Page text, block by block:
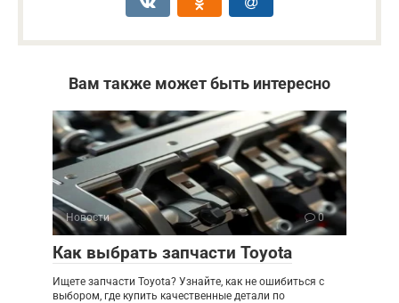
Вам также может быть интересно
Новости 0
Как выбрать запчасти Toyota
Ищете запчасти Toyota? Узнайте, как не ошибиться с
выбором, где купить качественные детали по